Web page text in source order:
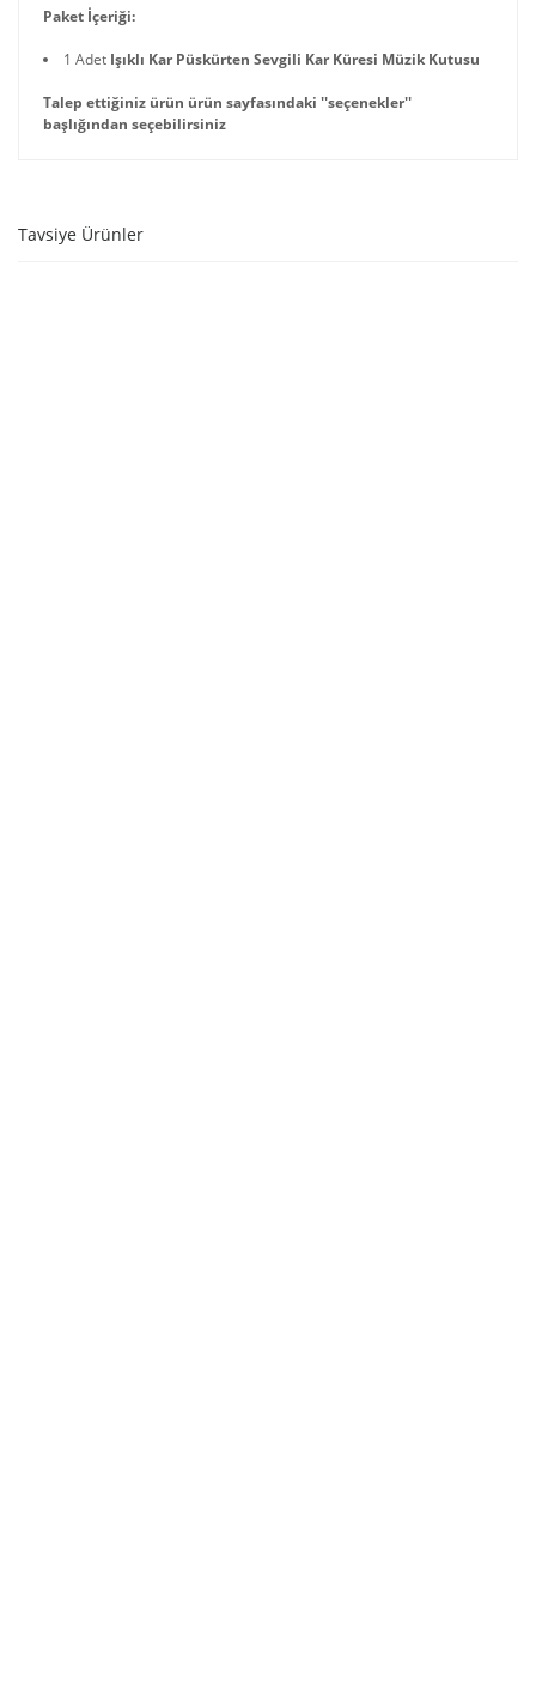
Paket İçeriği:
1 Adet Işıklı Kar Püskürten Sevgili Kar Küresi Müzik Kutusu
Talep ettiğiniz ürün ürün sayfasındaki ''seçenekler''
başlığından seçebilirsiniz
Tavsiye Ürünler